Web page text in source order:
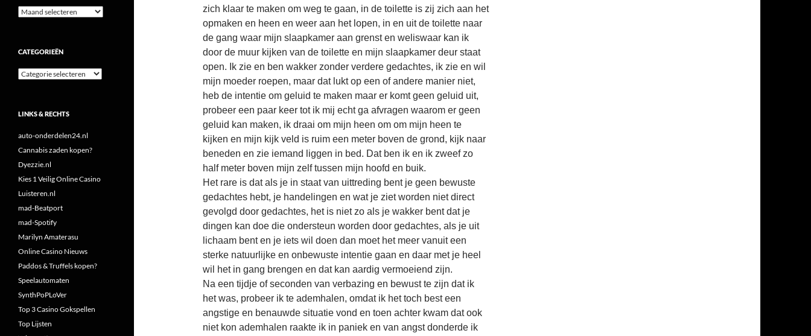
zich klaar te maken om weg te gaan, in de toilette is zij zich aan het
opmaken en heen en weer aan het lopen, in en uit de toilette naar
de gang waar mijn slaapkamer aan grenst en weliswaar kan ik
door de muur kijken van de toilette en mijn slaapkamer deur staat
open. Ik zie en ben wakker zonder verdere gedachtes, ik zie en wil
mijn moeder roepen, maar dat lukt op een of andere manier niet,
heb de intentie om geluid te maken maar er komt geen geluid uit,
probeer een paar keer tot ik mij echt ga afvragen waarom er geen
geluid kan maken, ik draai om mijn heen om om mijn heen te
kijken en mijn kijk veld is ruim een meter boven de grond, kijk naar
beneden en zie iemand liggen in bed. Dat ben ik en ik zweef zo
half meter boven mijn zelf tussen mijn hoofd en buik.
Het rare is dat als je in staat van uittreding bent je geen bewuste
gedachtes hebt, je handelingen en wat je ziet worden niet direct
gevolgd door gedachtes, het is niet zo als je wakker bent dat je
dingen kan doe die ondersteun worden door gedachtes, als je uit
lichaam bent en je iets wil doen dan moet het meer vanuit een
sterke natuurlijke en onbewuste intentie gaan en daar met je heel
wil het in gang brengen en dat kan aardig vermoeiend zijn.
Na een tijdje of seconden van verbazing en bewust te zijn dat ik
het was, probeer ik te ademhalen, omdat ik het toch best een
angstige en benauwde situatie vond en toen achter kwam dat ook
niet kon ademhalen raakte ik in paniek en van angst donderde ik
Archieven
CATEGORIEËN
Categorieën
LINKS & RECHTS
auto-onderdelen24.nl
Cannabis zaden kopen?
Dyezzie.nl
Kies 1 Veilig Online Casino
Luisteren.nl
mad-Beatport
mad-Spotify
Marilyn Amaterasu
Online Casino Nieuws
Paddos & Truffels kopen?
Speelautomaten
SynthPoPLoVer
Top 3 Casino Gokspellen
Top Lijsten